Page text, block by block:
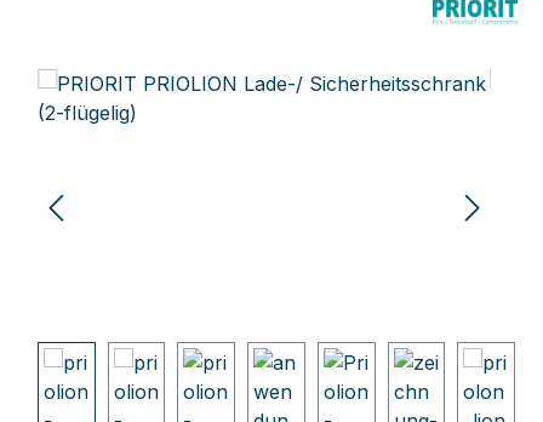
Bildergalerie überspringen